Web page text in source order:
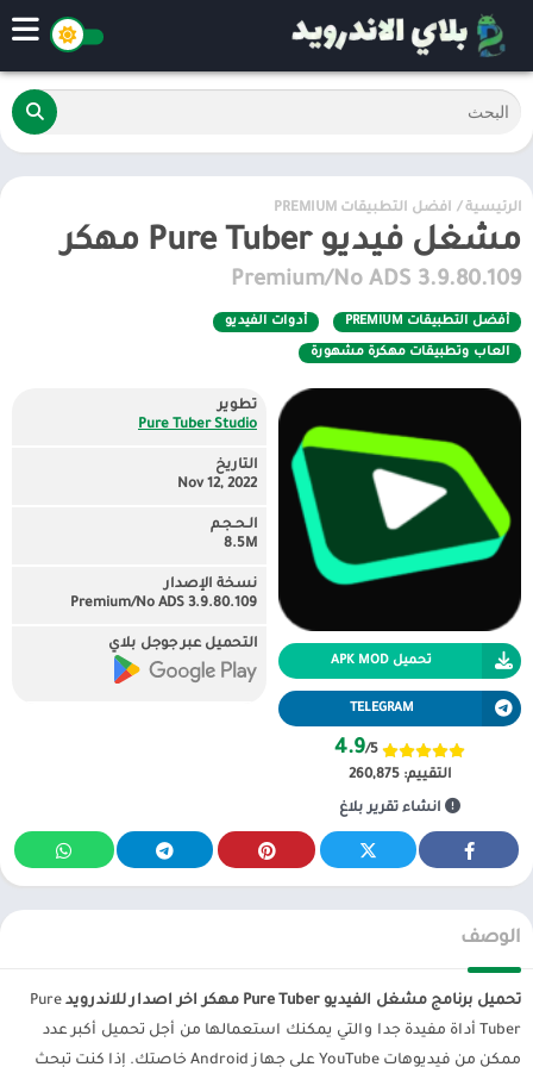
الرئيسية / أفضل التطبيقات PREMIUM
مشغل فيديو Pure Tuber مهكر
3.9.80.109 Premium/No ADS
أفضل التطبيقات PREMIUM أدوات الفيديو
العاب وتطبيقات مهكرة مشهورة
تحميل APK MOD
TELEGRAM
4.9/5
التقييم: 260,875
انشاء تقرير بلاغ
تطوير
Pure Tuber Studio
التاريخ
Nov 12, 2022
الـحـجـم
8.5M
نسخة الإصدار
3.9.80.109 Premium/No ADS
التحميل عبر جوجل بلاي
الوصف
تحميل برنامج مشغل الفيديو Pure Tuber مهكر اخر اصدار للاندرويد
Pure
Tuber أداة مفيدة جدا والتي يمكنك استعمالها من أجل تحميل أكبر عدد
ممكن من فيديوهات YouTube على جهاز Android خاصتك. إذا كنت تبحث